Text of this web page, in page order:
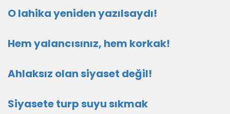
O lahika yeniden yazılsaydı!
Hem yalancısınız, hem korkak!
Ahlaksız olan siyaset değil!
Siyasete turp suyu sıkmak